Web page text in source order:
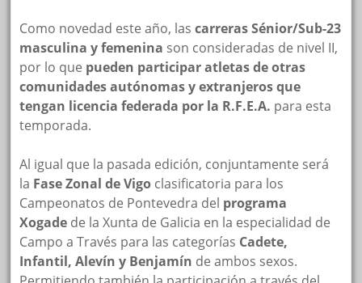
Como novedad este año, lascarreras Sénior/Sub-23
masculina y femenina son consideradas de nivel II,
por lo que pueden participar atletas de otras
comunidades autónomas y extranjeros que
tengan licencia federada por la R.F.E.A. para esta
temporada.
Al igual que la pasada edición, conjuntamente será
la Fase Zonal de Vigo clasificatoria para los
Campeonatos de Pontevedra del programa
Xogade de la Xunta de Galicia en la especialidad de
Campo a Través para las categorías Cadete,
Infantil, Alevín y Benjamín de ambos sexos.